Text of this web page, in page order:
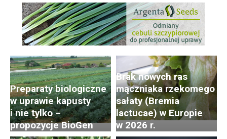
Preparaty biologiczne
w uprawie kapusty
i nie tylko –
propozycje BioGen
Brak nowych ras
mączniaka rzekomego
sałaty (Bremia
lactucae) w Europie
w 2026 r.